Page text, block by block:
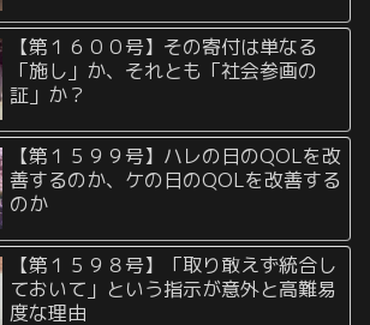
【第１６００号】その寄付は単なる
「施し」か、それとも「社会参画の
証」か？
【第１５９９号】ハレの日のQOLを改
善するのか、ケの日のQOLを改善する
のか
【第１５９８号】「取り敢えず統合し
ておいて」という指示が意外と高難易
度な理由